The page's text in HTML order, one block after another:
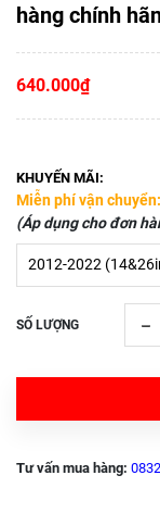
hàng chính
640.000₫
KHUYẾN MÃI:
Miễn phí vận chuyển:
(Áp dụng cho đơn
SỐ LƯỢNG
Tư vấn mua hàng: